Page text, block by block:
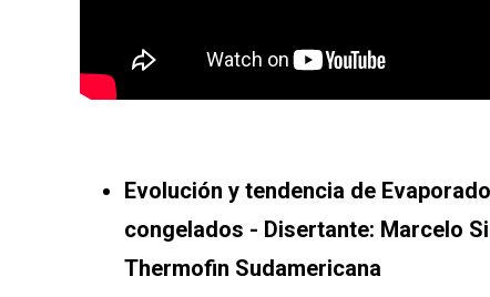
Evolución y tendencia de
congelados - Disertante: Marcelo
Thermofin Sudamericana